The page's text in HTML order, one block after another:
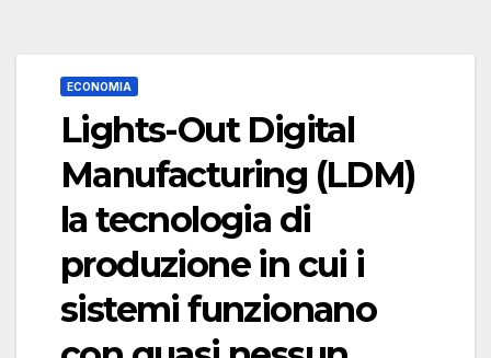
ECONOMIA
Lights-Out Digital
Manufacturing (LDM)
la tecnologia di
produzione in cui i
sistemi funzionano